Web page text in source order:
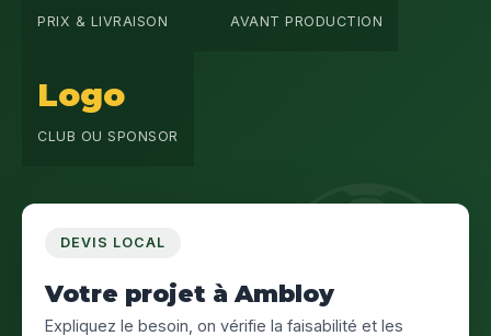
PRIX & LIVRAISON AVANT PRODUCTION
Logo
CLUB OU SPONSOR
DEVIS LOCAL
Votre projet à Ambloy
Expliquez le besoin, on vérifie la faisabilité et les